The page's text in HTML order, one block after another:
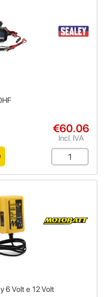
€60.06
Incl. IVA
6 Volt e 12 Volt